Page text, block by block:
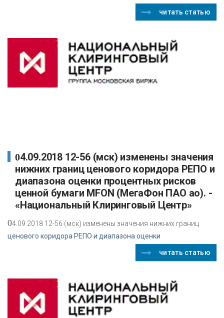
читать статью
04.09.2018 12-56 (мск) изменены значения
нижних границ ценового коридора РЕПО и
диапазона оценки процентных рисков
ценной бумаги MFON (МегаФон ПАО ао). -
«Национальный Клиринговый Центр»
04.09.2018 12-56 (мск) изменены значения нижних границ
ценового коридора РЕПО и диапазона оценки
читать статью